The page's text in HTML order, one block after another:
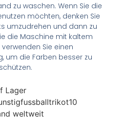
zu waschen. Wenn Sie die
möchten, denken Sie
umzudrehen und dann zu
die Maschine mit kaltem
Sie einen
um die Farben besser zu
schützen.
Lager
weltweit